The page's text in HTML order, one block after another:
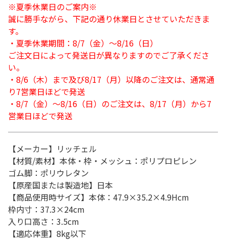
※夏季休業日のご案内※
誠に勝手ながら、下記の通り休業日とさせていただきま
す。
・夏季休業期間：8/7（金）～8/16（日）
ご注文日によって発送日が異なりますのでご了承くださ
い。
・8/6（木）まで及び8/17（月）以降のご注文は、通常通
り7営業日ほどで発送
・8/7（金）～8/16（日）のご注文は、8/17（月）から7
営業日ほどで発送
【メーカー】リッチェル
【材質/素材】本体・枠・メッシュ：ポリプロピレン
ゴム脚：ポリウレタン
【原産国または製造地】日本
【商品使用時サイズ】本体：47.9×35.2×4.9Hcm
枠内寸：37.3×24cm
入り口高さ：3.5cm
【適応体重】8kg以下